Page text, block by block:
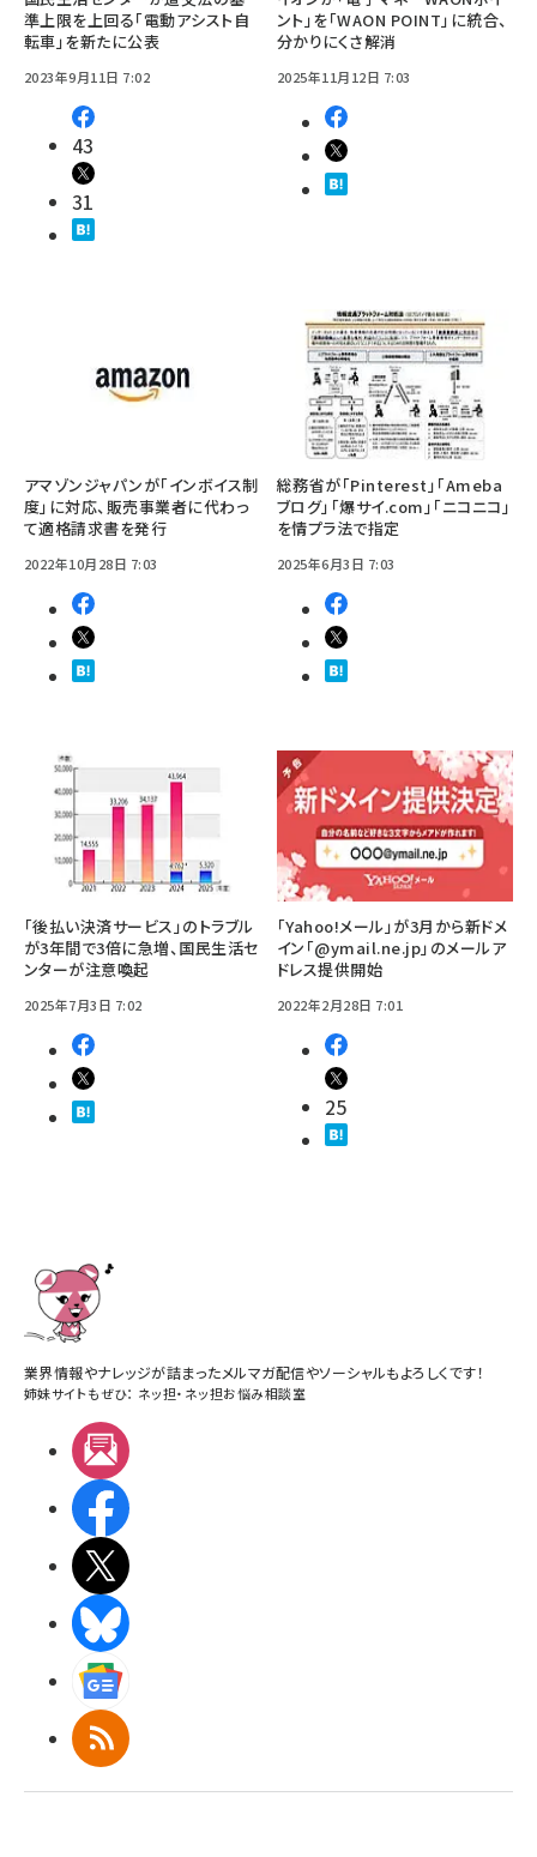
準上限を上回る「電動アシスト自
転車」を新たに公表
2023年9月11日 7:02
43
31
ント」を「WAON POINT」に統合、
分かりにくさ解消
2025年11月12日 7:03
アマゾンジャパンが「インボイス制
度」に対応、販売事業者に代わっ
て適格請求書を発行
2022年10月28日 7:03
総務省が「Pinterest」「Ameba
ブログ」「爆サイ.com」「ニコニコ」
を情プラ法で指定
2025年6月3日 7:03
「後払い決済サービス」のトラブル
が3年間で3倍に急増、国民生活セ
ンターが注意喚起
2025年7月3日 7:02
「Yahoo!メール」が3月から新ドメ
イン「@ymail.ne.jp」のメールア
ドレス提供開始
2022年2月28日 7:01
25
業界情報やナレッジが詰まったメルマガ配信やソーシャルもよろしくです！
姉妹サイトもぜひ： ネッ担・ ネッ担お悩み相談室
RSS